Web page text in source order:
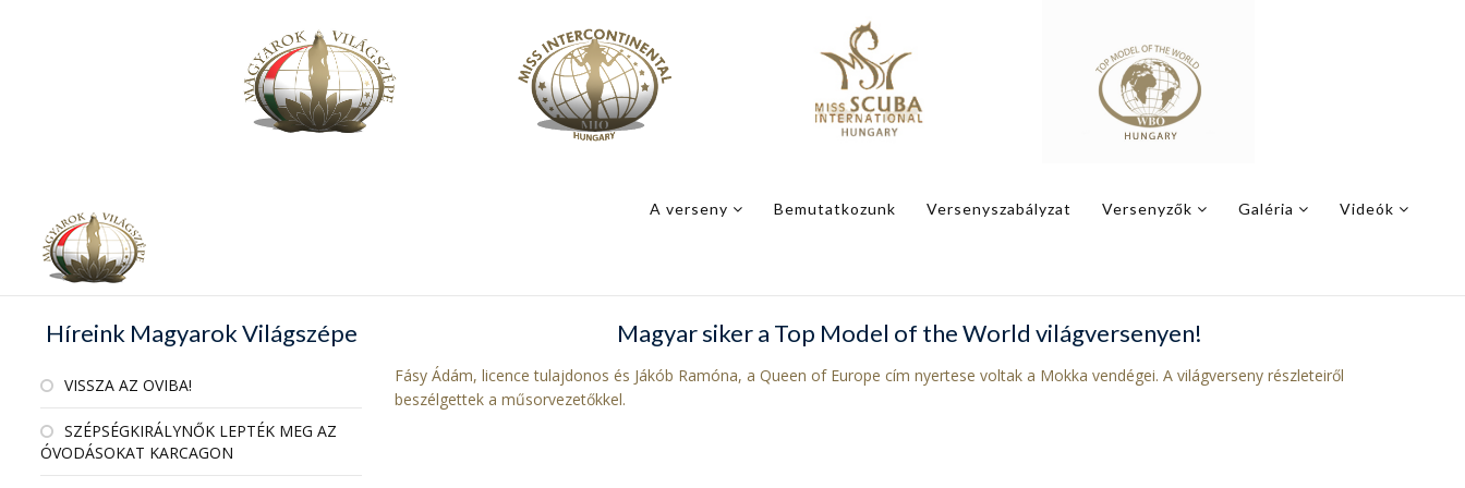
A verseny Bemutatkozunk Versenyszabályzat Versenyzők Galéria Videók
Híreink Magyarok Világszépe
VISSZA AZ OVIBA!
SZÉPSÉGKIRÁLYNŐK LEPTÉK MEG AZ
ÓVODÁSOKAT KARCAGON
Magyar siker a Top Model of the World világversenyen!
Fásy Ádám, licence tulajdonos és Jákób Ramóna, a Queen of Europe cím nyertese voltak a Mokka vendégei. A világverseny részleteiről
beszélgettek a műsorvezetőkkel.